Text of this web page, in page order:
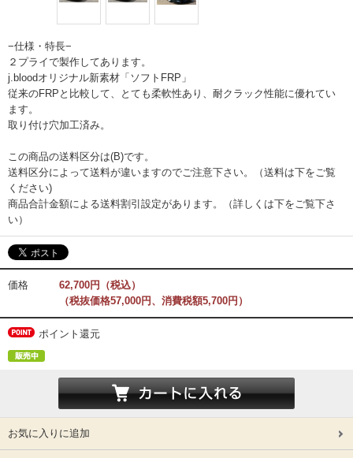
−仕様・特長−
２プライで製作してあります。
j.bloodオリジナル新素材「ソフトFRP」
従来のFRPと比較して、とても柔軟性あり、耐クラック性能に優れてい
ます。
取り付け穴加工済み。
この商品の送料区分は(B)です。
送料区分によって送料が違いますのでご注意下さい。（送料は下をご覧
ください)
商品合計金額による送料割引設定があります。（詳しくは下をご覧下さ
い）
価格
62,700円（税込）
（税抜価格57,000円、消費税額5,700円）
ポイント還元
お気に入りに追加